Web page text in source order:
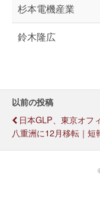
杉本電機産業
鈴木隆広
以前の投稿
日本GLP、東京オフ
八重洲に12月移転｜短